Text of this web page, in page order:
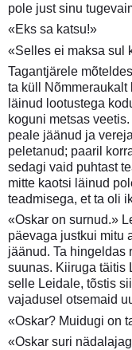
pole just sinu
«Eks sa katsu!»
«Selles ei maksa sul
Tagantjärele
ta küll Nõmmeraukalt
läinud lootustega
koguni metsas
peale jäänud ja
peletanud; paaril
sedagi vaid puhtast
mitte kaotsi läinud
teadmisega, et ta oli
«Oskar on surnud.»
päevaga justkui mitu
jäänud. Ta hingeldas
suunas. Kiiruga täitis
selle Leidale, tõstis
vajadusel otsemaid
«Oskar? Muidugi on
«Oskar suri